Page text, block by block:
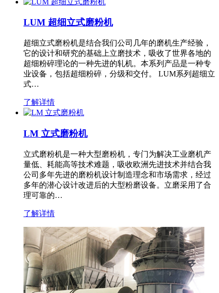
LUM 超细立式磨粉机
超细立式磨粉机是结合我们公司几年的磨机生产经验，
它的设计和研究的基础上立磨技术，吸收了世界各地的
超细粉碎理论的一种先进的轧机。本系列产品是一种专
业设备，包括超细粉碎，分级和交付。 LUM系列超细立
式…
了解详情
LM 立式磨粉机
立式磨粉机是一种大型磨粉机，专门为解决工业磨机产
量低、耗能高等技术难题，吸收欧洲先进技术并结合我
公司多年先进的磨粉机设计制造理念和市场需求，经过
多年的潜心设计改进后的大型粉磨设备。立磨采用了合
理可靠的…
了解详情